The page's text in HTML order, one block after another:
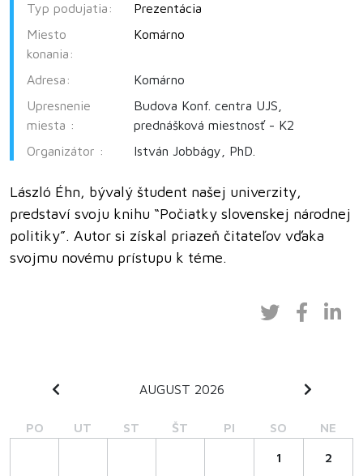
Typ podujatia:
Prezentácia
Miesto
konania:
Komárno
Adresa:
Komárno
Upresnenie
miesta :
Budova Konf. centra UJS,
prednášková miestnosť - K2
Organizátor :
István Jobbágy, PhD.
László Éhn, bývalý študent našej univerzity,
predstaví svoju knihu “Počiatky slovenskej národnej
politiky”. Autor si získal priazeň čitateľov vďaka
svojmu novému prístupu k téme.
AUGUST 2026
PO UT ST ŠT PI SO NE
1 2